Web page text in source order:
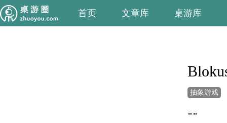
首页 文章库 桌游库
抽象游戏
""